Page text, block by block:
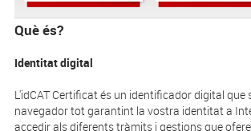
Què és?
Identitat digital
L'idCAT Certificat és un identificador digital que
navegador tot garantint la vostra identitat a
accedir als diferents tràmits i gestions que